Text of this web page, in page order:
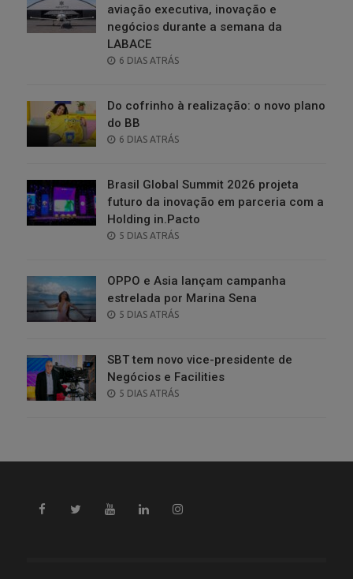
aviação executiva, inovação e
negócios durante a semana da
LABACE
POSTED
6 DIAS ATRÁS
Do cofrinho à realização: o novo plano
do BB
POSTED
6 DIAS ATRÁS
Brasil Global Summit 2026 projeta
futuro da inovação em parceria com a
Holding in.Pacto
POSTED
5 DIAS ATRÁS
OPPO e Asia lançam campanha
estrelada por Marina Sena
POSTED
5 DIAS ATRÁS
SBT tem novo vice-presidente de
Negócios e Facilities
POSTED
5 DIAS ATRÁS